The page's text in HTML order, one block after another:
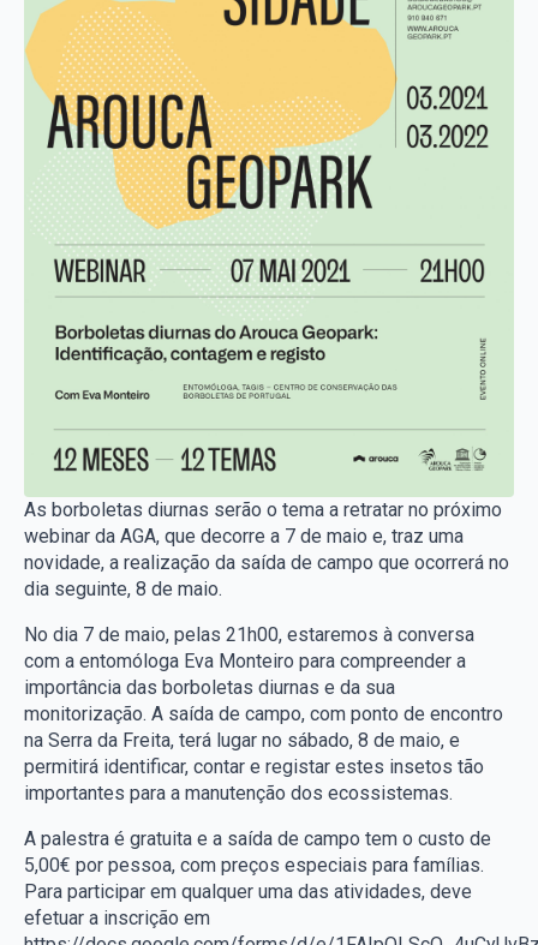
As borboletas diurnas serão o tema a retratar no próximo
webinar da AGA, que decorre a 7 de maio e, traz uma
novidade, a realização da saída de campo que ocorrerá no
dia seguinte, 8 de maio.
No dia 7 de maio, pelas 21h00, estaremos à conversa
com a entomóloga Eva Monteiro para compreender a
importância das borboletas diurnas e da sua
monitorização. A saída de campo, com ponto de encontro
na Serra da Freita, terá lugar no sábado, 8 de maio, e
permitirá identificar, contar e registar estes insetos tão
importantes para a manutenção dos ecossistemas.
A palestra é gratuita e a saída de campo tem o custo de
5,00€ por pessoa, com preços especiais para famílias.
Para participar em qualquer uma das atividades, deve
efetuar a inscrição em